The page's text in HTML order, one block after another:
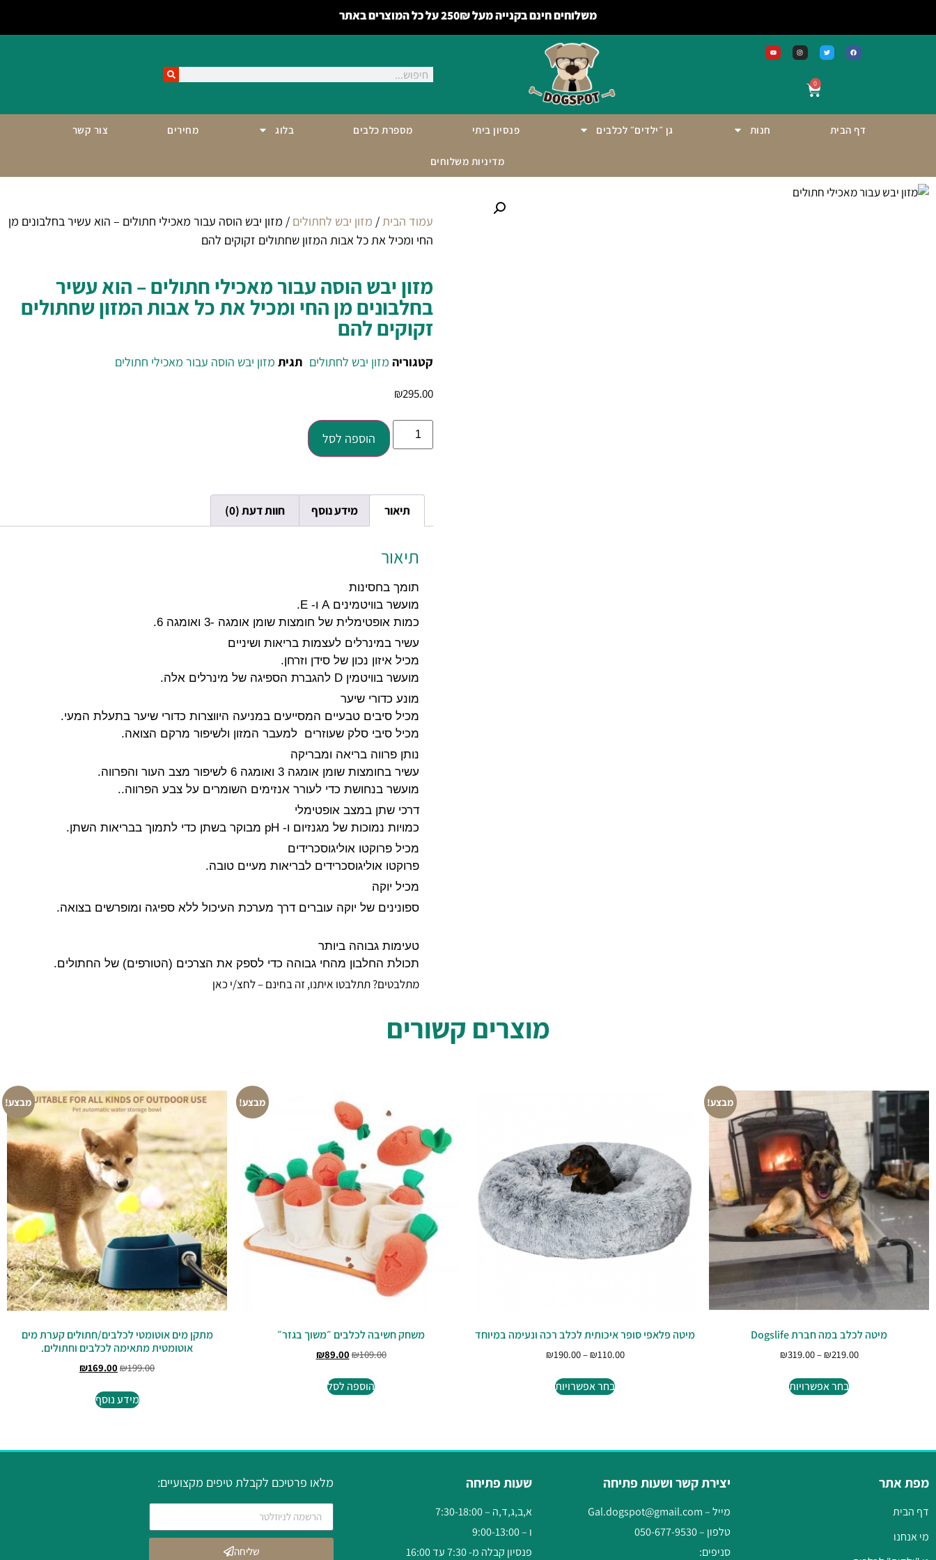
משלוחים חינם בקנייה מעל 250₪ על כל המוצרים באתר
0
דף הבית חנות גן ״ילדים״ לכלבים פנסיון ביתי מספרת כלבים בלוג מחירים צור קשר
מדיניות משלוחים
עמוד הבית/ מזון יבש לחתולים / מזון יבש הוסה עבור מאכילי חתולים – הוא עשיר בחלבונים מן
החי ומכיל את כל אבות המזון שחתולים זקוקים להם
מזון יבש הוסה עבור מאכילי חתולים – הוא עשיר
בחלבונים מן החי ומכיל את כל אבות המזון שחתולים
זקוקים להם
קטגוריה מזון יבש לחתולים תגית מזון יבש הוסה עבור מאכילי חתולים
₪295.00
הוספה לסל
תיאור מידע נוסף חוות דעת (0)
תיאור
תומך בחסינות
מועשר בוויטמינים A ו- E.
כמות אופטימלית של חומצות שומן אומגה -3 ואומגה 6.
עשיר במינרלים לעצמות בריאות ושיניים
מכיל איזון נכון של סידן וזרחן.
מועשר בוויטמין D להגברת הספיגה של מינרלים אלה.
מונע כדורי שיער
מכיל סיבים טבעיים המסייעים במניעה היווצרות כדורי שיער בתעלת המעי.
מכיל סיבי סלק שעוזרים למעבר המזון ולשיפור מרקם הצואה.
נותן פרווה בריאה ומבריקה
עשיר בחומצות שומן אומגה 3 ואומגה 6 לשיפור מצב העור והפרווה.
מועשר בנחושת כדי לעורר אנזימים השומרים על צבע הפרווה..
דרכי שתן במצב אופטימלי
כמויות נמוכות של מגנזיום ו- pH מבוקר בשתן כדי לתמוך בבריאות השתן.
מכיל פרוקטו אוליגוסכרידים
פרוקטו אוליגוסכרידים לבריאות מעיים טובה.
מכיל יוקה
ספונינים של יוקה עוברים דרך מערכת העיכול ללא ספיגה ומופרשים בצואה.
טעימות גבוהה ביותר
תכולת החלבון מהחי גבוהה כדי לספק את הצרכים (הטורפים) של החתולים.
מתלבטים? תתלבטו איתנו, זה בחינם – לחצ/י כאן
מוצרים קשורים
מבצע!
מיטה לכלב במה חברת Dogslife
₪219.00
–
₪319.00
בחר אפשרויות
מיטה פלאפי סופר איכותית לכלב רכה ונעימה במיוחד
₪110.00
–
₪190.00
בחר אפשרויות
מבצע!
משחק חשיבה לכלבים ״משוך בגזר״
₪109.00
₪89.00
הוספה לסל
מבצע!
מתקן מים אוטומטי לכלבים/חתולים קערת מים
אוטומטית מתאימה לכלבים וחתולים.
₪199.00
₪169.00
מידע נוסף
מפת אתר
דף הבית
מי אנחנו
יצירת קשר ושעות פתיחה
מייל –Gal.dogspot@gmail.com
טלפון –050-677-9530
סניפים:
שעות פתיחה
א,ב,ג,ד,ה – 7:30-18:00
ו – 9:00-13:00
פנסיון קבלה מ- 7:30 עד 16:00
מלאו פרטיכם לקבלת טיפים מקצועיים:
שליחה